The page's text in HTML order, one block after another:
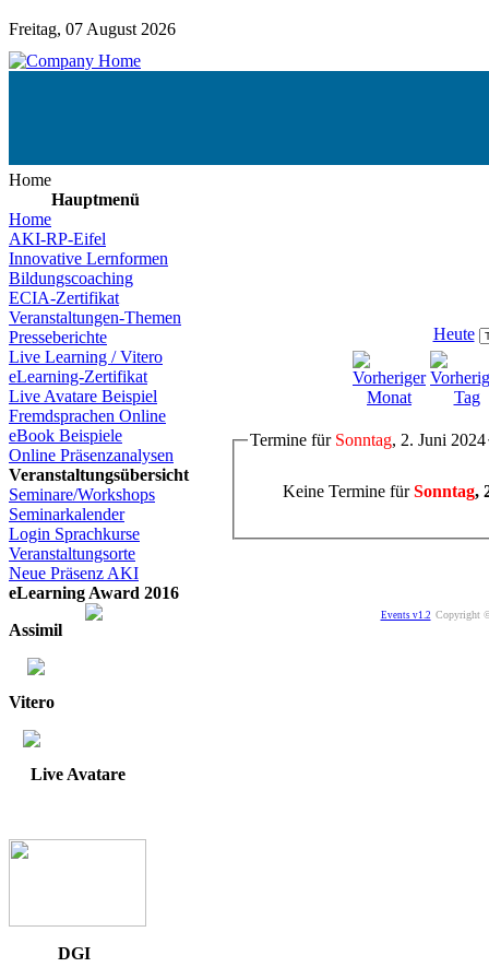
Freitag, 07 August 2026
Home
Hauptmenü
Home
AKI-RP-Eifel
Innovative Lernformen
Bildungscoaching
ECIA-Zertifikat
Veranstaltungen-Themen
Presseberichte
Live Learning / Vitero
eLearning-Zertifikat
Live Avatare Beispiel
Fremdsprachen Online
eBook Beispiele
Online Präsenzanalysen
Veranstaltungsübersicht
Seminare/Workshops
Seminarkalender
Login Sprachkurse
Veranstaltungsorte
Neue Präsenz AKI
eLearning Award 2016
Assimil
Vitero
Live Avatare
DGI
Heute
Termine für Sonntag, 2. Juni 2024
Keine Termine fürSonntag,
Events v1.2 Copyright